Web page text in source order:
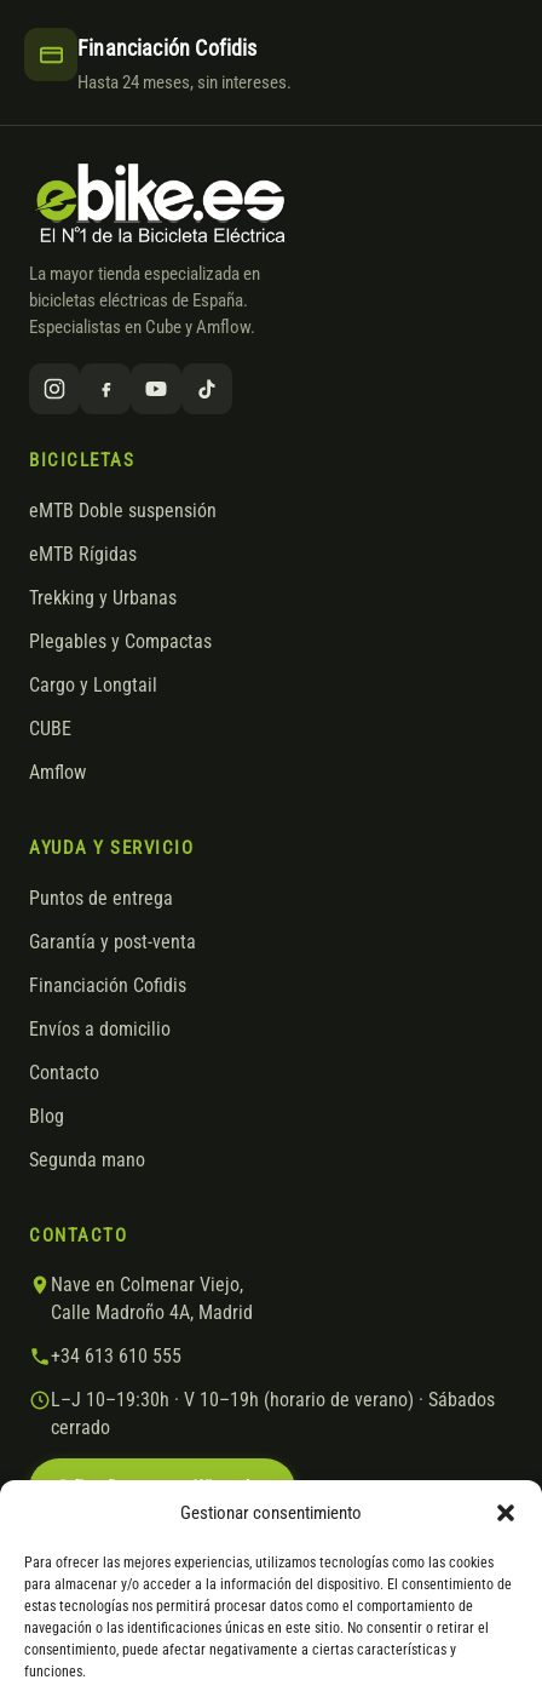
Gestionar consentimiento
Para ofrecer las mejores experiencias, utilizamos tecnologías como las cookies
para almacenar y/o acceder a la información del dispositivo. El consentimiento de
estas tecnologías nos permitirá procesar datos como el comportamiento de
navegación o las identificaciones únicas en este sitio. No consentir o retirar el
consentimiento, puede afectar negativamente a ciertas características y
funciones.
Financiación Cofidis
Hasta 24 meses, sin intereses.
La mayor tienda especializada en
bicicletas eléctricas de España.
Especialistas en Cube y Amflow.
BICICLETAS
eMTB Doble suspensión
eMTB Rígidas
Trekking y Urbanas
Plegables y Compactas
Cargo y Longtail
CUBE
Amflow
AYUDA Y SERVICIO
Puntos de entrega
Garantía y post-venta
Financiación Cofidis
Envíos a domicilio
Contacto
Blog
Segunda mano
CONTACTO
Nave en Colmenar Viejo,
Calle Madroño 4A, Madrid
+34 613 610 555
L–J 10–19:30h · V 10–19h (horario de verano) · Sábados
cerrado
© 2026 Ebike.esAviso legal Política de cookies
VISA Mastercard Transferencia Cofidis